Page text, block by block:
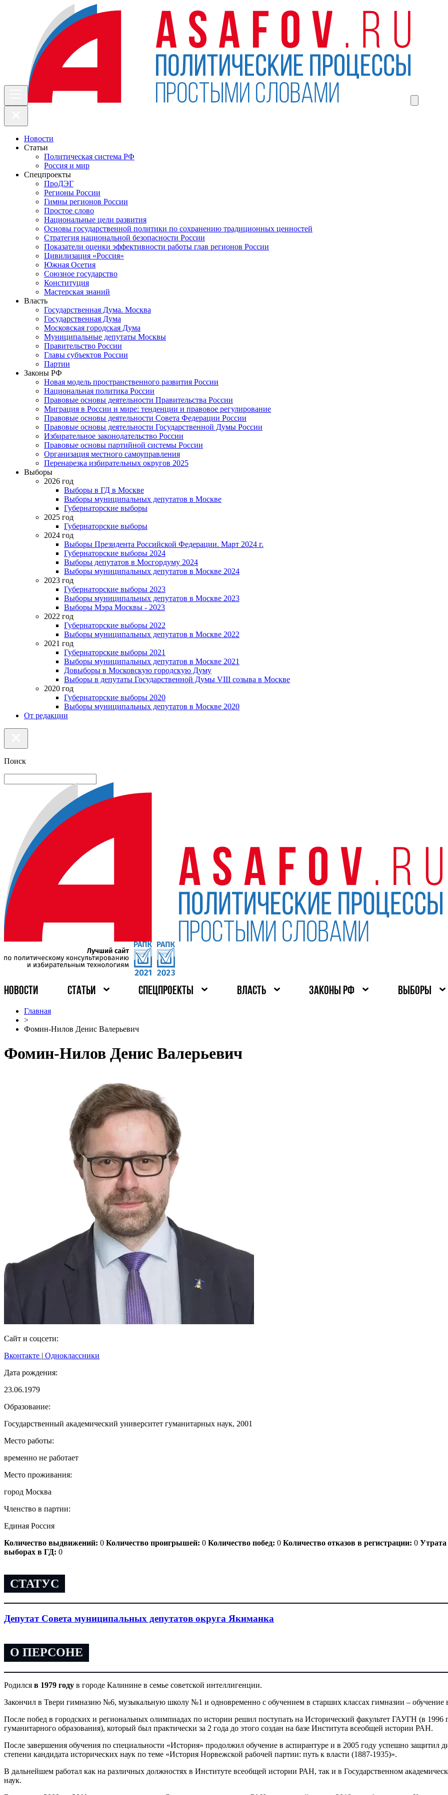
Новости
Статьи
Политическая система РФ
Россия и мир
Спецпроекты
ПроДЭГ
Регионы России
Гимны регионов России
Простое слово
Национальные цели развития
Основы государственной политики по сохранению традиционных ценностей
Стратегия национальной безопасности России
Показатели оценки эффективности работы глав регионов России
Цивилизация «Россия»
Южная Осетия
Союзное государство
Конституция
Мастерская знаний
Власть
Государственная Дума. Москва
Государственная Дума
Московская городская Дума
Муниципальные депутаты Москвы
Правительство России
Главы субъектов России
Партии
Законы РФ
Новая модель пространственного развития России
Национальная политика России
Правовые основы деятельности Правительства России
Миграция в России и мире: тенденции и правовое регулирование
Правовые основы деятельности Совета Федерации России
Правовые основы деятельности Государственной Думы России
Избирательное законодательство России
Правовые основы партийной системы России
Организация местного самоуправления
Перенарезка избирательных округов 2025
Выборы
2026 год
Выборы в ГД в Москве
Выборы муниципальных депутатов в Москве
Губернаторские выборы
2025 год
Губернаторские выборы
2024 год
Выборы Президента Российской Федерации. Март 2024 г.
Губернаторские выборы 2024
Выборы депутатов в Мосгордуму 2024
Выборы муниципальных депутатов в Москве 2024
2023 год
Губернаторские выборы 2023
Выборы муниципальных депутатов в Москве 2023
Выборы Мэра Москвы - 2023
2022 год
Губернаторские выборы 2022
Выборы муниципальных депутатов в Москве 2022
2021 год
Губернаторские выборы 2021
Выборы муниципальных депутатов в Москве 2021
Довыборы в Московскую городскую Думу
Выборы в депутаты Государственной Думы VIII созыва в Москве
2020 год
Губернаторские выборы 2020
Выборы муниципальных депутатов в Москве 2020
От редакции
Поиск
НОВОСТИ СТАТЬИ СПЕЦПРОЕКТЫ ВЛАСТЬ ЗАКОНЫ РФ ВЫБОРЫ
Главная
>
Фомин-Нилов Денис Валерьевич
Фомин-Нилов Денис Валерьевич
Сайт и соцсети:
Вконтакте | Одноклассники
Дата рождения:
23.06.1979
Образование:
Государственный академический университет гуманитарных наук, 2001
Место работы:
временно не работает
Место проживания:
город Москва
Членство в партии:
Единая Россия
Количество выдвижений: 0 Количество проигрышей: 0 Количество побед: 0 Количество отказов в регистрации: 0 Утрата
выборах в ГД: 0
СТАТУС
Депутат Совета муниципальных депутатов округа Якиманка
О ПЕРСОНЕ
Родился в 1979 году в городе Калинине в семье советской интеллигенции.
Закончил в Твери гимназию №6, музыкальную школу №1 и одновременно с обучением в старших классах гимназии – обучение
После побед в городских и региональных олимпиадах по истории решил поступать на Исторический факультет ГАУГН (в 1996
гуманитарного образования), который был практически за 2 года до этого создан на базе Института всеобщей истории РАН.
После завершения обучения по специальности «История» продолжил обучение в аспирантуре и в 2005 году успешно защитил
степени кандидата исторических наук по теме «История Норвежской рабочей партии: путь к власти (1887-1935)».
В дальнейшем работал как на различных должностях в Институте всеобщей истории РАН, так и в Государственном
наук.